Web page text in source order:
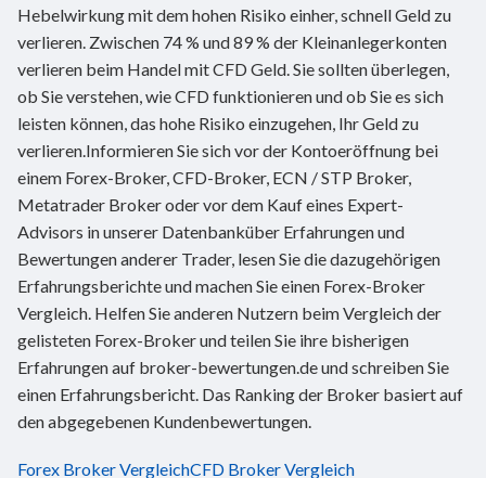
Hebelwirkung mit dem hohen Risiko einher, schnell Geld zu
verlieren. Zwischen 74 % und 89 % der Kleinanlegerkonten
verlieren beim Handel mit CFD Geld. Sie sollten überlegen,
ob Sie verstehen, wie CFD funktionieren und ob Sie es sich
leisten können, das hohe Risiko einzugehen, Ihr Geld zu
verlieren.Informieren Sie sich vor der Kontoeröffnung bei
einem Forex-Broker, CFD-Broker, ECN / STP Broker,
Metatrader Broker oder vor dem Kauf eines Expert-
Advisors in unserer Datenbanküber Erfahrungen und
Bewertungen anderer Trader, lesen Sie die dazugehörigen
Erfahrungsberichte und machen Sie einen Forex-Broker
Vergleich. Helfen Sie anderen Nutzern beim Vergleich der
gelisteten Forex-Broker und teilen Sie ihre bisherigen
Erfahrungen auf broker-bewertungen.de und schreiben Sie
einen Erfahrungsbericht. Das Ranking der Broker basiert auf
den abgegebenen Kundenbewertungen.
Forex Broker VergleichCFD Broker Vergleich